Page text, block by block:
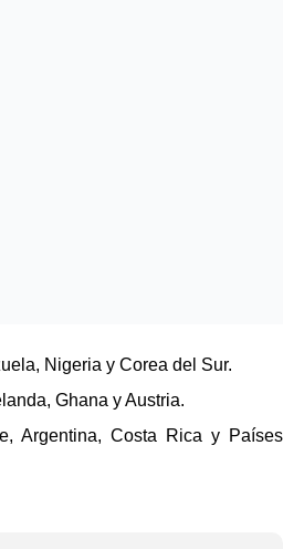
Nigeria y Corea del Sur.
Ghana y Austria.
Argentina, Costa Rica y Países